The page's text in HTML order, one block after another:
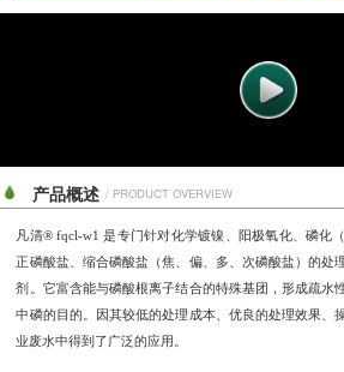
产品概述 / PRODUCT OVERVIEW
凡清®fqcl-w1是专门针对化学镀镍、阳极氧化、磷化
正磷酸盐、缩合磷酸盐（焦、偏、多、次磷酸盐）的处
剂。它富含能与磷酸根离子结合的特殊基团，形成疏水
中磷的目的。因其较低的处理成本、优良的处理效果、
业废水中得到了广泛的应用。